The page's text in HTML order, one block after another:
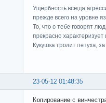
Ущербность всегда
прежде всего на уровне
То, что о тебе говорят
прекрасно характеризует
Кукушка тролит петуха,
23-05-12 01:48:35
Копирование с